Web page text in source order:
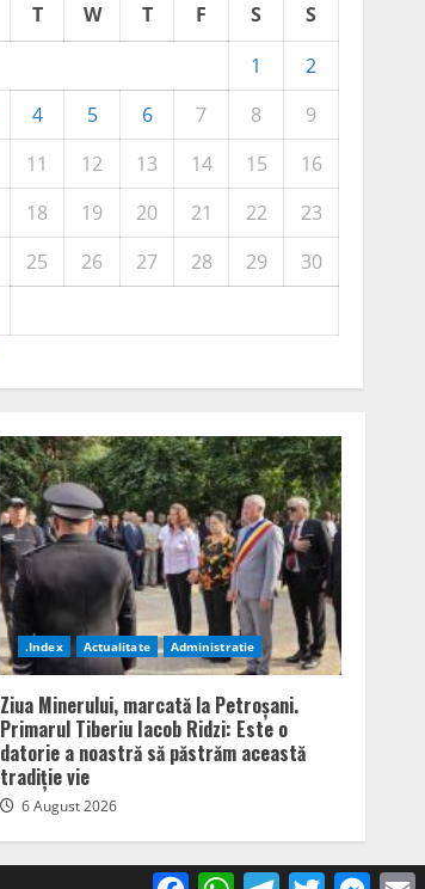
T W T F S
S
1
2
4 5 6 7 8
9
11 12 13 14 15
16
18 19 20 21 22
23
25 26 27 28 29
30
.Index Actualitate Administratie
Ziua Minerului, marcată la Petroșani.
Primarul Tiberiu Iacob Ridzi: Este o
datorie a noastră să păstrăm această
tradiție vie
6 August 2026
FacebookWhatsAppTelegram
Twitter